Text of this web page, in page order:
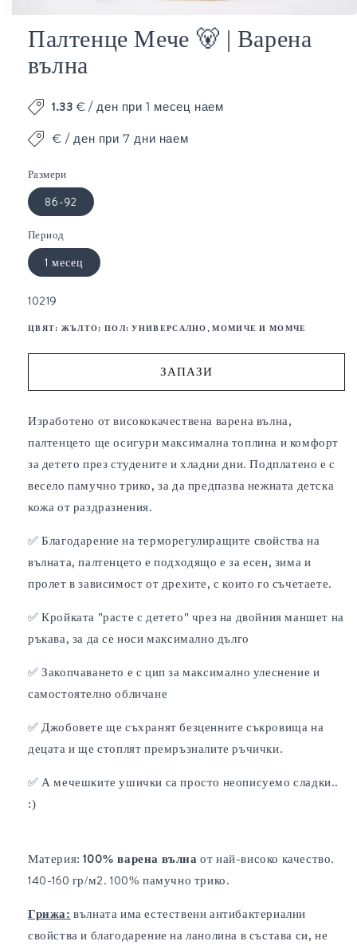
Отваряне
мултимедия
модален
елемент
Палтенце Мече 🐻 | Варена
вълна
1.33 € / ден при 1 месец наем
€ / ден при 7 дни наем
Размери
86-92
Период
1 месец
SKU:
10219
ЦВЯТ: ЖЪЛТО; ПОЛ:УНИВЕРСАЛНО, МОМИЧЕ И МОМЧЕ
ЗАПАЗИ
Изработено от висококачествена варена вълна,
палтенцето ще осигури максимална топлина и комфорт
за детето през студените и хладни дни. Подплатено е с
весело памучно трико, за да предпазва нежната детска
кожа от раздразнения.
✅ Благодарение на терморегулиращите свойства на
вълната, палтенцето е подходящо е за есен, зима и
пролет в зависимост от дрехите, с които го съчетаете.
✅ Кройката "расте с детето" чрез на двойния маншет на
ръкава, за да се носи максимално дълго
✅ Закопчаването е с цип за максимално улеснение и
самостоятелно обличане
✅ Джобовете ще съхранят безценните съкровища на
децата и ще стоплят премръзналите ръчички.
✅ А мечешките ушички са просто неописуемо сладки..
:)
Материя: 100% варена вълнаот най-високо качество.
140-160 гр/м2. 100% памучно трико.
Грижа: вълната има естествени антибактериални
свойства и благодарение на ланолина в състава си, не